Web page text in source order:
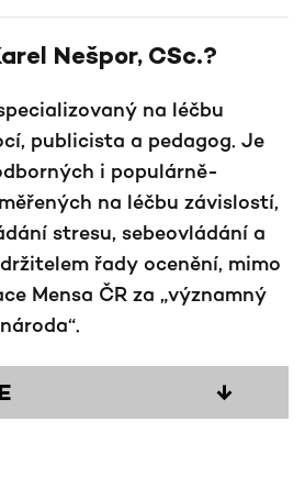
Nešpor, CSc.?
na léčbu
publicista a pedagog. Je
i populárně-
na léčbu závislostí,
stresu, sebeovládání a
řady ocenění, mimo
Mensa ČR za „významný
↓